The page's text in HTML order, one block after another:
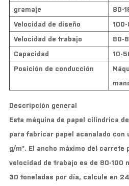
gramaje
80-
Velocidad de diseño
Velocidad de trabajo
80-
Capacidad
10-
Posición de conducción
Descripción general
Esta máquina de papel cilíndrica
para fabricar papel acanalado con
g/m². El ancho máximo del carrete
velocidad de trabajo es de 80-100
30 toneladas por día, calcule en